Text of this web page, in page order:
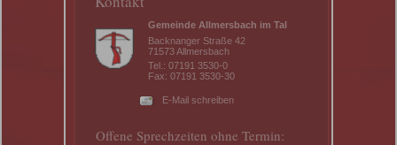
Gemeinde Allmersbach im Tal
Backnanger Straße 42
71573 Allmersbach
Tel.: 07191 3530-0
Fax: 07191 3530-30
E-Mail schreiben
Offene Sprechzeiten ohne Termin: